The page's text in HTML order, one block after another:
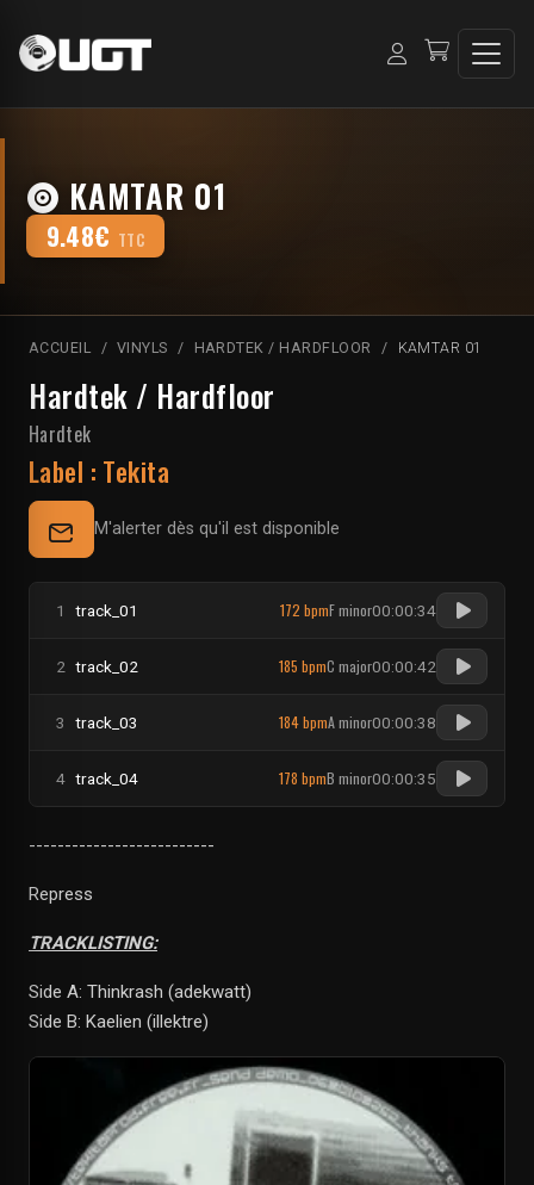
KAMTAR 01
9.48€ TTC
ACCUEIL VINYLS HARDTEK / HARDFLOOR KAMTAR 01
Hardtek / Hardfloor
Hardtek
Label : Tekita
M'alerter dès qu'il est disponible
1 track_01 172 bpmF minor00:00:34
2 track_02 185 bpmC major00:00:42
3 track_03 184 bpmA minor00:00:38
4 track_04 178 bpmB minor00:00:35
--------------------------
Repress
TRACKLISTING:
Side A: Thinkrash (adekwatt)
Side B: Kaelien (illektre)